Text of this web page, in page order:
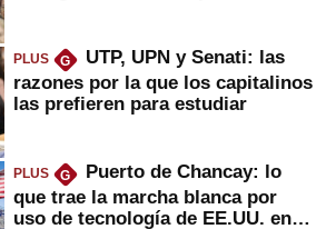
PLUS G
UTP, UPN y Senati: las
razones por la que los capitalinos
las prefieren para estudiar
PLUS G
Puerto de Chancay: lo
que trae la marcha blanca por
uso de tecnología de EE.UU. en